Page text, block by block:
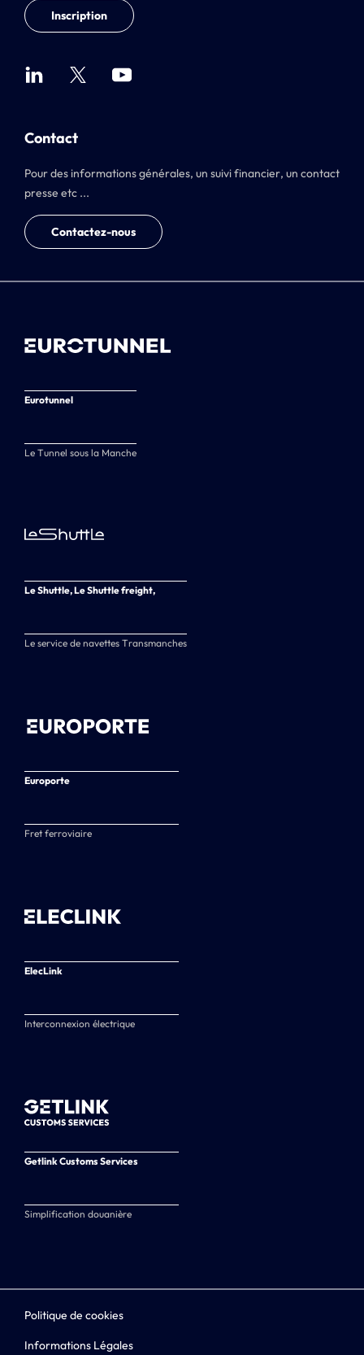
Inscription
Contact
Pour des informations générales, un suivi financier, un contact
presse etc ...
Contactez-nous
Eurotunnel
Le Tunnel sous la Manche
Le Shuttle, Le Shuttle freight,
Le service de navettes Transmanches
Europorte
Fret ferroviaire
ElecLink
Interconnexion électrique
Getlink Customs Services
Simplification douanière
Politique de cookies
Informations Légales